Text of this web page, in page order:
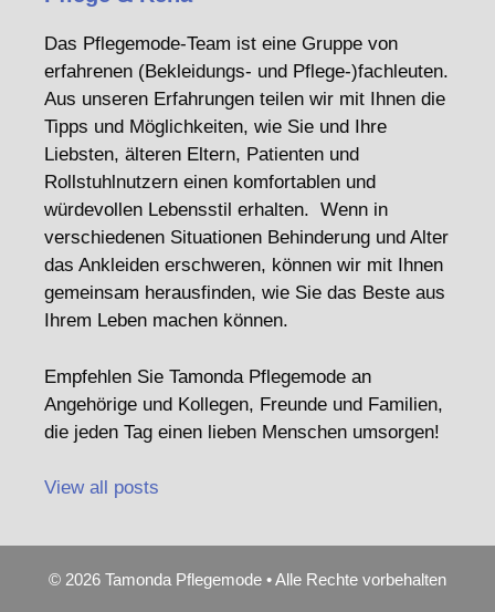
Das Pflegemode-Team ist eine Gruppe von
erfahrenen (Bekleidungs- und Pflege-)fachleuten.
Aus unseren Erfahrungen teilen wir mit Ihnen die
Tipps und Möglichkeiten, wie Sie und Ihre
Liebsten, älteren Eltern, Patienten und
Rollstuhlnutzern einen komfortablen und
würdevollen Lebensstil erhalten. Wenn in
verschiedenen Situationen Behinderung und Alter
das Ankleiden erschweren, können wir mit Ihnen
gemeinsam herausfinden, wie Sie das Beste aus
Ihrem Leben machen können.
Empfehlen Sie Tamonda Pflegemode an
Angehörige und Kollegen, Freunde und Familien,
die jeden Tag einen lieben Menschen umsorgen!
View all posts
© 2026 Tamonda Pflegemode • Alle Rechte vorbehalten